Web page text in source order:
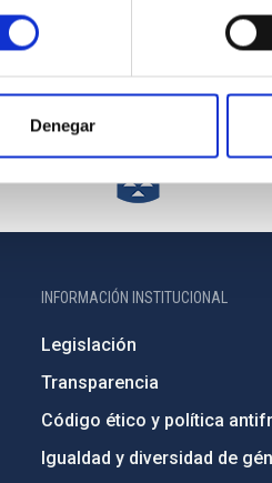
Denegar
INFORMACIÓN INSTITUCIONAL
Legislación
Transparencia
Código ético y política
Igualdad y diversidad de